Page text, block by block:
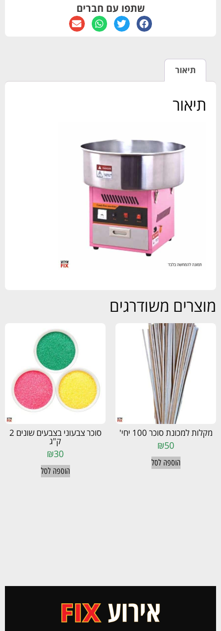
שתפו עם חברים
תיאור
תיאור
מוצרים משודרגים
מקלות למכונת סוכר 100 יחי'
₪50
הוספה לסל
סוכר צבעוני בצבעים שונים 2
ק"ג
₪30
הוספה לסל